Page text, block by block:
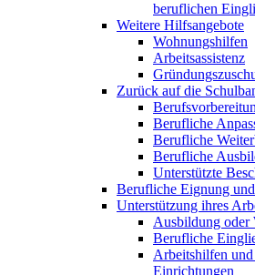
beruflichen
Weitere Hilfsangebote
Wohnungshilfen
Arbeitsassistenz
Zurück auf die
Berufliche
Berufliche
Berufliche
Unterstützte
Berufliche Eignung
Unterstützung ihres
Ausbildung oder
Berufliche
Arbeitshilfen und
Einrichtungen